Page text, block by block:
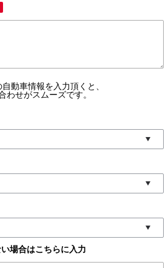
動車情報を入力頂くと、
わせがスムーズです。
場合はこちらに入力